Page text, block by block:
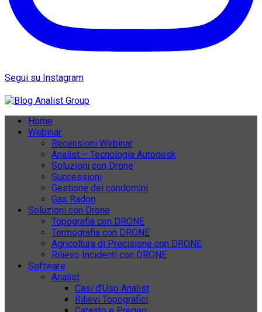
Segui su Instagram
Home
Webinar
Recensioni Webinar
Analist – Tecnologia Autodesk
Soluzioni con Drone
Successioni
Gestione dei condomini
Gas Radon
Soluzioni con Drone
Topografia con DRONE
Termografia con DRONE
Agricoltura di Precisione con DRONE
Rilievo Incidenti con DRONE
Software
Analist
Casi d’Uso Analist
Rilievi Topografici